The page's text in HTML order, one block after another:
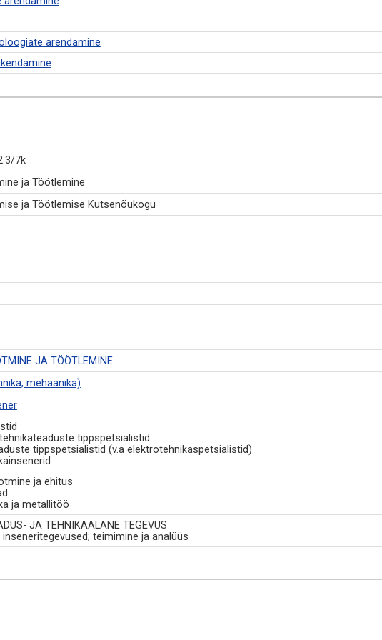
arendamine
7k
ja Töötlemine
ja Töötlemise Kutsenõukogu
JA TÖÖTLEMINE
mehaanika)
tippspetsialistid
tippspetsialistid (v.a elektrotehnikaspetsialistid)
ja ehitus
ja metallitöö
JA TEHNIKAALANE TEGEVUS
teimimine ja analüüs